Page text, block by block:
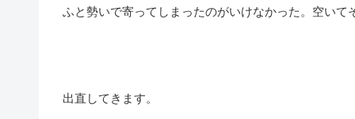
ふと勢いで寄ってしまったのがいけなかった。空いて
出直してきます。